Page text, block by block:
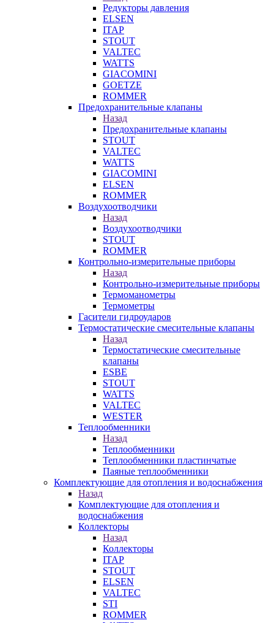
Редукторы давления
ELSEN
ITAP
STOUT
VALTEC
WATTS
GIACOMINI
GOETZE
ROMMER
Предохранительные клапаны
Назад
Предохранительные клапаны
STOUT
VALTEC
WATTS
GIACOMINI
ELSEN
ROMMER
Воздухоотводчики
Назад
Воздухоотводчики
STOUT
ROMMER
Контрольно-измерительные приборы
Назад
Контрольно-измерительные приборы
Термоманометры
Термометры
Гасители гидроударов
Термостатические смесительные клапаны
Назад
Термостатические смесительные
клапаны
ESBE
STOUT
WATTS
VALTEC
WESTER
Теплообменники
Назад
Теплообменники
Теплообменники пластинчатые
Паяные теплообменники
Комплектующие для отопления и водоснабжения
Назад
Комплектующие для отопления и
водоснабжения
Коллекторы
Назад
Коллекторы
ITAP
STOUT
ELSEN
VALTEC
STI
ROMMER